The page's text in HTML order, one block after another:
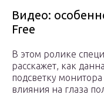
Видео:
Free
В этом ролике
расскажет, как
подсветку
влияния на глаза